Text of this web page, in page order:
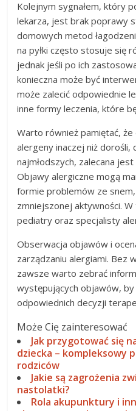
Kolejnym sygnałem, który
lekarza, jest brak poprawy
domowych metod
na pyłki często stosuje się
jednak jeśli po ich
konieczna może być
może zalecić odpowiednie
inne formy leczenia, które
Warto również pamiętać,
alergeny inaczej niż
najmłodszych, zalecana
Objawy alergiczne mogą
formie problemów ze
zmniejszonej aktywności.
pediatry oraz specjalisty
Obserwacja objawów i
zarządzaniu alergiami. Bez
zawsze warto zebrać
występujących objawów,
odpowiednich decyzji
Może Cię zainteresować
Jak przygotować się
dziecka – kompleksowy
rodziców
Jakie są zagrożenia
nastolatki?
Rola akupunktury i